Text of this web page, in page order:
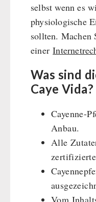
selbst wenn es
physiologische
sollten.
einer
Was sind
Caye Vida?
Cayenne-
Anbau.
Alle
Vom